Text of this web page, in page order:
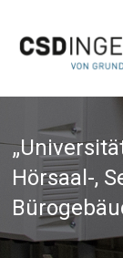
content
CSD
Ingenieure
GmbH
Hörsaal-,